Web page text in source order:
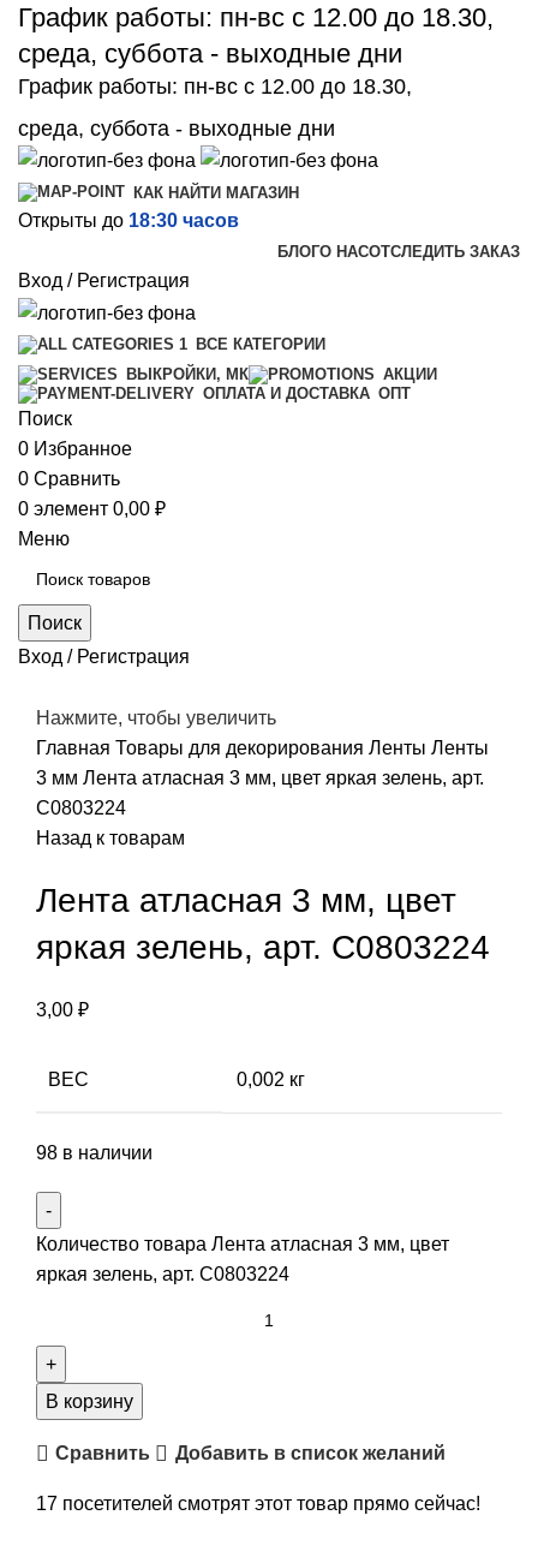
График работы: пн-вс с 12.00 до 18.30,
среда, суббота - выходные дни
График работы: пн-вс с 12.00 до 18.30,
среда, суббота - выходные дни
КАК НАЙТИ МАГАЗИН
Открыты до 18:30 часов
БЛОГО НАСОТСЛЕДИТЬ ЗАКАЗ
Вход / Регистрация
ВСЕ КАТЕГОРИИ
ВЫКРОЙКИ, МК
АКЦИИ
ОПЛАТА И ДОСТАВКА ОПТ
Поиск
0 Избранное
0 Сравнить
0 элемент 0,00 ₽
Меню
Поиск
Вход / Регистрация
Нажмите, чтобы увеличить
Главная Товары для декорирования Ленты Ленты
3 мм Лента атласная 3 мм, цвет яркая зелень, арт.
С0803224
Назад к товарам
Лента атласная 3 мм, цвет
яркая зелень, арт. С0803224
3,00 ₽
ВЕС 0,002 кг
98 в наличии
Количество товара Лента атласная 3 мм, цвет
яркая зелень, арт. С0803224
В корзину
Сравнить Добавить в список желаний
17 посетителей смотрят этот товар прямо сейчас!